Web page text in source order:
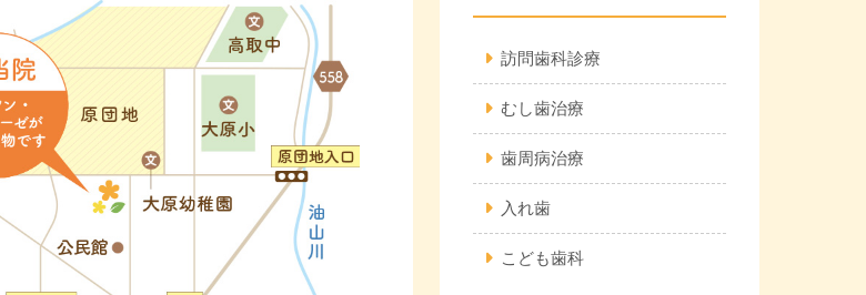
訪問歯科診療
むし歯治療
歯周病治療
入れ歯
こども歯科